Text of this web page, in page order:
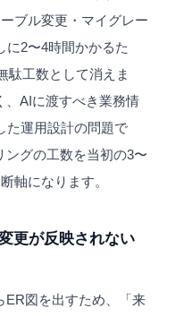
ブル変更・マイグレー
に2〜4時間かかるた
駄工数として消えま
、AIに渡すべき業務情
た運用設計の問題で
グの工数を当初の3〜
軸になります。
更が反映されない
ER図を出すため、「来